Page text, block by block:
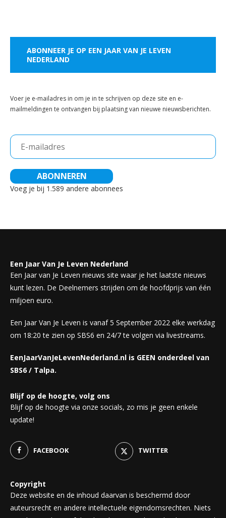
ABONNEER JE OP EEN JAAR VAN JE LEVEN
NEDERLAND
Voer je e-mailadres in om je in te schrijven op deze site en e-
mailmeldingen te ontvangen bij plaatsing van nieuwe nieuwsberichten.
E-
mailadres
ABONNEREN
Voeg je bij 1.589 andere abonnees
Een Jaar Van Je Leven Nederland
Een Jaar van Je Leven nieuws site waar je het laatste nieuws
kunt lezen. De Deelnemers strijden om de hoofdprijs van één
miljoen euro.
Een Jaar Van Je Leven is vanaf 5 September 2022 elke werkdag
om 18:20 te zien op SBS6 en 24/7 te volgen via livestreams.
EenJaarVanJeLevenNederland.nl is GEEN onderdeel van
SBS6 / Talpa.
Blijf op de hoogte, volg ons
Blijf op de hoogte via onze socials, zo mis je geen enkele
update!
FACEBOOK TWITTER
Copyright
Deze website en de inhoud daarvan is beschermd door
auteursrecht en andere intellectuele eigendomsrechten. Niets